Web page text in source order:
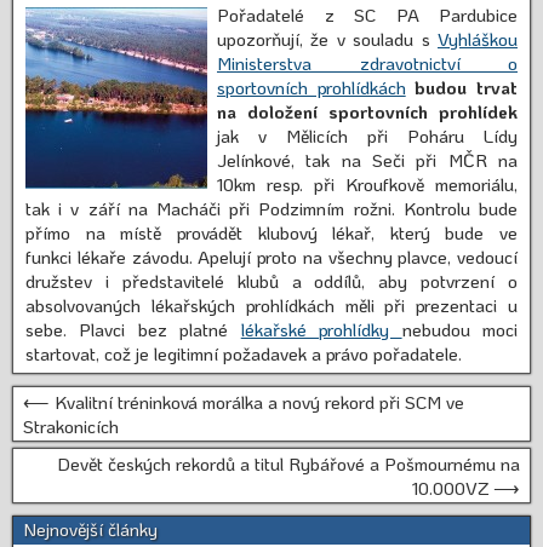
Pořadatelé z SC PA Pardubice
upozorňují, že v souladu s Vyhláškou
Ministerstva zdravotnictví o
sportovních prohlídkách budou trvat
na doložení sportovních prohlídek
jak v Mělicích při Poháru Lídy
Jelínkové, tak na Seči při MČR na
10km resp. při Kroufkově memoriálu,
tak i v září na Macháči při Podzimním rožni. Kontrolu bude
přímo na místě provádět klubový lékař, který bude ve
funkci lékaře závodu. Apelují proto na všechny plavce, vedoucí
družstev i představitelé klubů a oddílů, aby potvrzení o
absolvovaných lékařských prohlídkách měli při prezentaci u
sebe. Plavci bez platné lékařské prohlídky nebudou moci
startovat, což je legitimní požadavek a právo pořadatele.
⟵ Kvalitní tréninková morálka a nový rekord při SCM ve
Strakonicích
Devět českých rekordů a titul Rybářové a Pošmournému na
10.000VZ ⟶
Nejnovější články